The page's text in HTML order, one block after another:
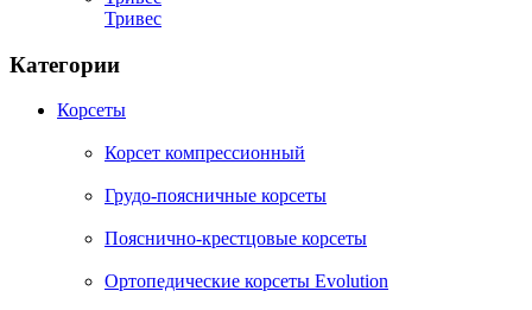
Тривес
Категории
Корсеты
Корсет компрессионный
Грудо-поясничные корсеты
Пояснично-крестцовые корсеты
Ортопедические корсеты Evolution